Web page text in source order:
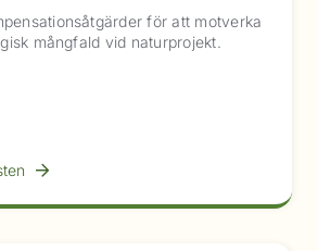
för att motverka
mångfald vid naturprojekt.